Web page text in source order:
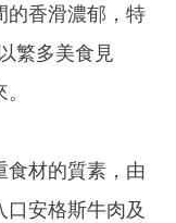
的香滑濃郁，特
繁多美食見
食材的質素，由
安格斯牛肉及